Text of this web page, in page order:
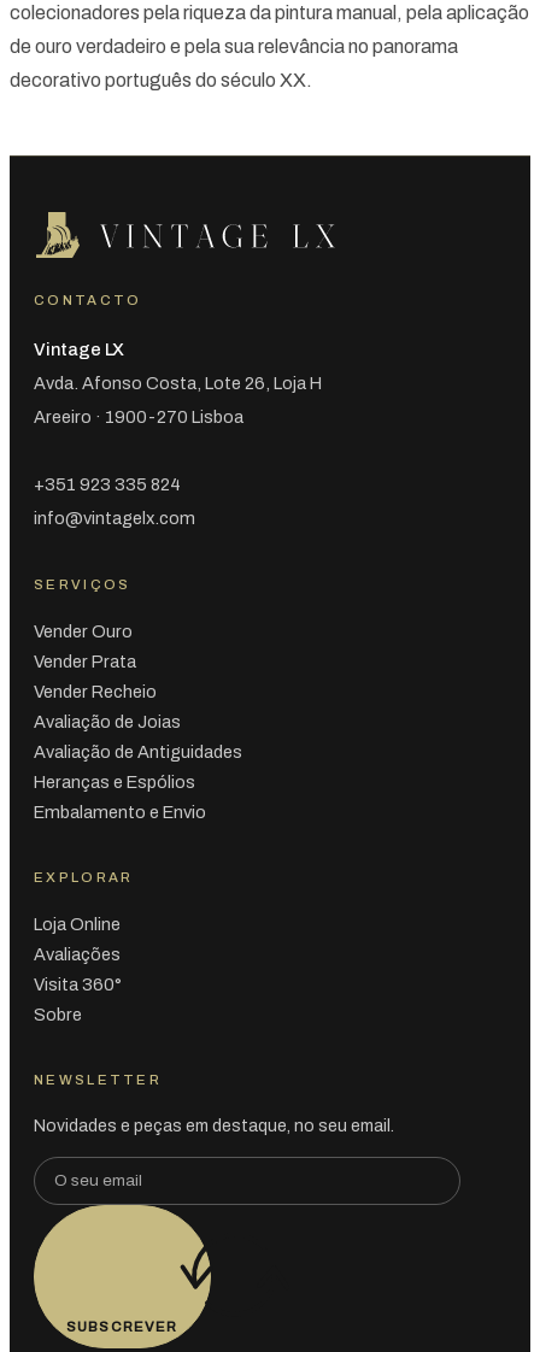
colecionadores pela riqueza da pintura manual, pela aplicação
de ouro verdadeiro e pela sua relevância no panorama
decorativo português do século XX.
CONTACTO
Vintage LX
Avda. Afonso Costa, Lote 26, Loja H
Areeiro · 1900-270 Lisboa
+351 923 335 824
info@vintagelx.com
SERVIÇOS
Vender Ouro
Vender Prata
Vender Recheio
Avaliação de Joias
Avaliação de Antiguidades
Heranças e Espólios
Embalamento e Envio
EXPLORAR
Loja Online
Avaliações
Visita 360°
Sobre
NEWSLETTER
Novidades e peças em destaque, no seu email.
SUBSCREVER